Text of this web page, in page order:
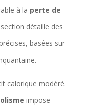
à la perte de
détaille des
basées sur
calorique modéré.
impose